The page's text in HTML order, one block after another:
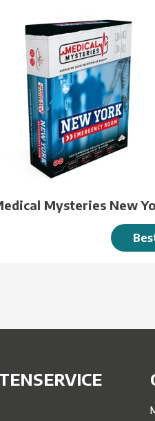
Mysteries New